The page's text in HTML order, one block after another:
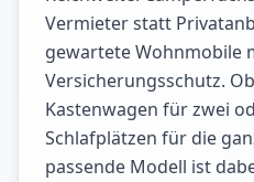
Vermieter statt
gewartete Wohnmobile
Versicherungsschutz.
Kastenwagen für zwei
Schlafplätzen für die
passende Modell ist